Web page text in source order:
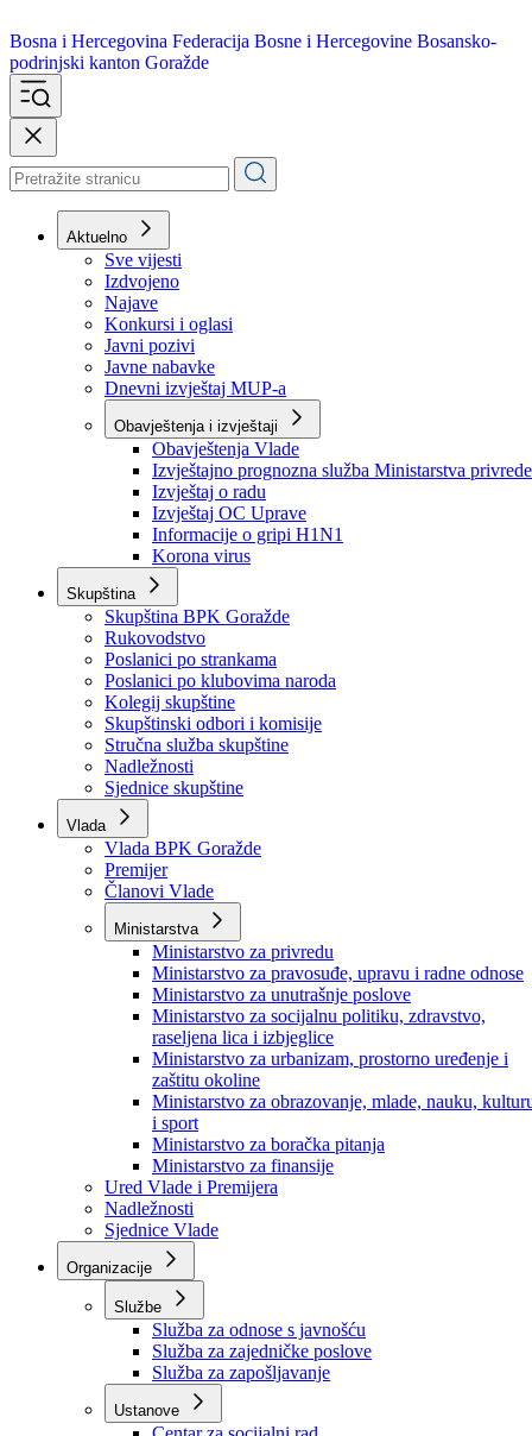
Bosna i Hercegovina
podrinjski kanton Goražde
Aktuelno
Sve vijesti
Izdvojeno
Najave
Konkursi i oglasi
Javni pozivi
Javne nabavke
Dnevni izvještaj MUP-a
Obavještenja i izvještaji
Obavještenja Vlade
Izvještajno prognozna služba Ministarstva privrede
Izvještaj o radu
Izvještaj OC Uprave
Informacije o gripi H1N1
Korona virus
Skupština
Skupština BPK Goražde
Rukovodstvo
Poslanici po strankama
Poslanici po klubovima naroda
Kolegij skupštine
Skupštinski odbori i komisije
Stručna služba skupštine
Nadležnosti
Sjednice skupštine
Vlada
Vlada BPK Goražde
Premijer
Članovi Vlade
Ministarstva
Ministarstvo za privredu
Ministarstvo za pravosuđe, upravu i radne odnose
Ministarstvo za unutrašnje poslove
Ministarstvo za socijalnu politiku, zdravstvo,
raseljena lica i izbjeglice
Ministarstvo za urbanizam, prostorno uređenje i
zaštitu okoline
Ministarstvo za obrazovanje, mlade, nauku,
i sport
Ministarstvo za boračka pitanja
Ministarstvo za finansije
Ured Vlade i Premijera
Nadležnosti
Sjednice Vlade
Organizacije
Službe
Služba za odnose s javnošću
Služba za zajedničke poslove